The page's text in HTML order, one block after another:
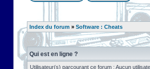
Index du forum » Software : Cheats
Qui est en ligne ?
Utilisateur(s) parcourant ce forum : Aucun